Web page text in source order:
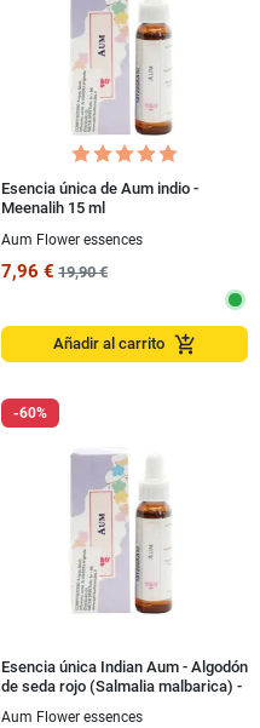
Esencia única de Aum indio -
Meenalih 15 ml
Aum Flower essences
7,96 € 19,90 €
Añadir al carrito add_shopping_cart
-60%
Esencia única Indian Aum - Algodón
de seda rojo (Salmalia malbarica) -
Aum Flower essences